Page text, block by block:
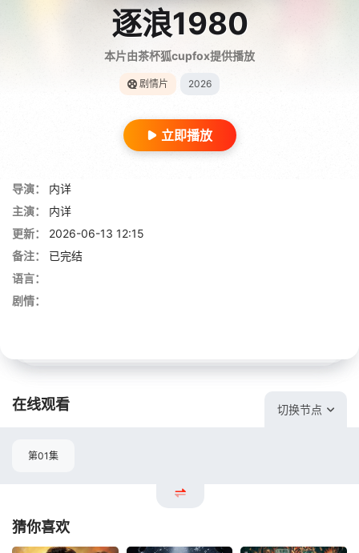
逐浪1980
本片由茶杯狐cupfox提供播放
剧情片 2026
立即播放
导演：
内详
主演：
内详
更新：
2026-06-13 12:15
备注：
已完结
语言：
剧情：
在线观看 切换节点
第01集
猜你喜欢